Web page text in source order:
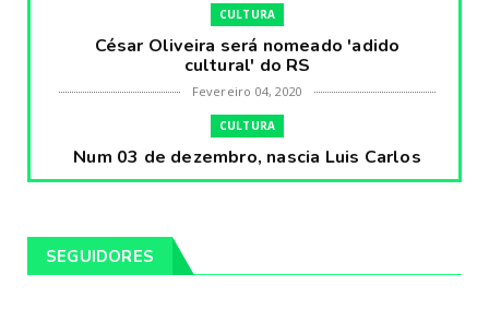
CULTURA
César Oliveira será nomeado 'adido
cultural' do RS
Fevereiro 04, 2020
CULTURA
Num 03 de dezembro, nascia Luis Carlos
Prestes, o Cavaleiro ...
Pintores da Temática Gauchesca - parte
SEGUIDORES